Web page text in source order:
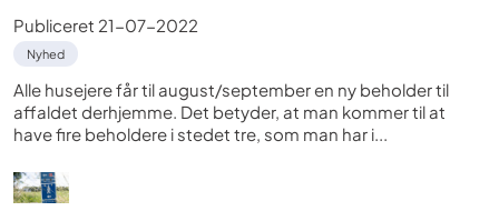
Publiceret 21-07-2022
Nyhed
Alle husejere får til august/september en ny beholder til
affaldet derhjemme. Det betyder, at man kommer til at
have fire beholdere i stedet tre, som man har i...